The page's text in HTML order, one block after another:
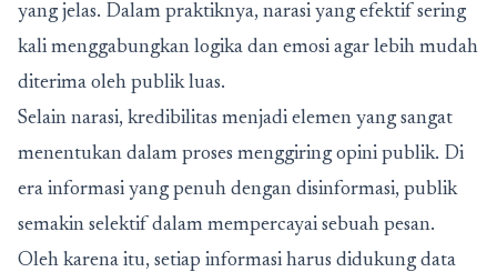
yang jelas. Dalam praktiknya, narasi yang efektif sering
kali menggabungkan logika dan emosi agar lebih mudah
diterima oleh publik luas.
Selain narasi, kredibilitas menjadi elemen yang sangat
menentukan dalam proses menggiring opini publik. Di
era informasi yang penuh dengan disinformasi, publik
semakin selektif dalam mempercayai sebuah pesan.
Oleh karena itu, setiap informasi harus didukung data